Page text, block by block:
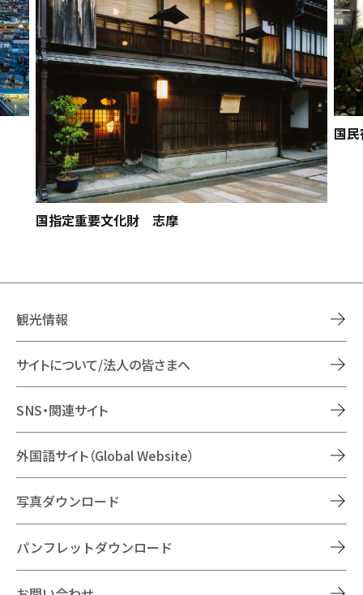
国指定重要文化財 志摩
国
観光情報
サイトについて/法人の皆さまへ
SNS・関連サイト
外国語サイト（Global Website）
写真ダウンロード
パンフレットダウンロード